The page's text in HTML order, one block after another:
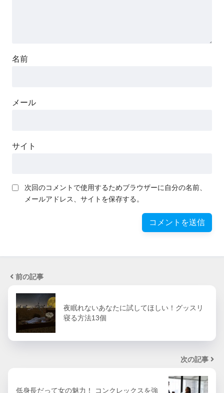
名前
メール
サイト
次回のコメントで使用するためブラウザーに自分の名前、
メールアドレス、サイトを保存する。
前の記事
夜眠れないあなたに試してほしい！グッスリ
寝る方法13個
次の記事
低身長だって女の魅力！ コンクレックスを強